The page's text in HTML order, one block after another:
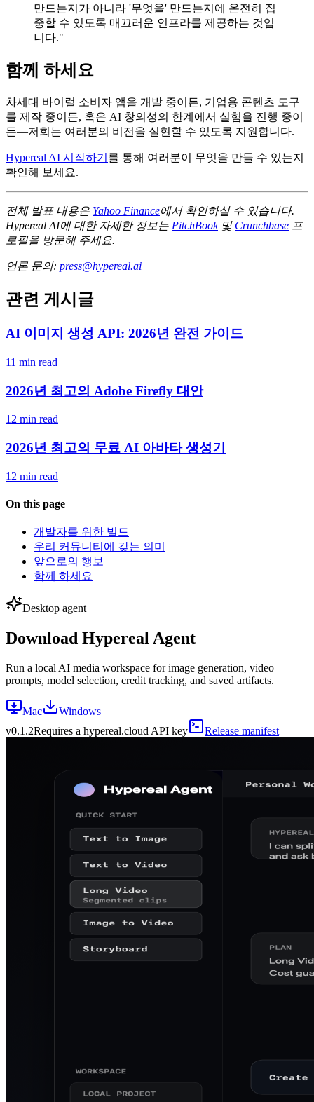
만드는지가 아니라 '무엇을' 만드는지에 온전히 집
중할 수 있도록 매끄러운 인프라를 제공하는 것입
니다."
함께 하세요
차세대 바이럴 소비자 앱을 개발 중이든, 기업용 콘텐츠 도구
를 제작 중이든, 혹은 AI 창의성의 한계에서 실험을 진행 중이
든—저희는 여러분의 비전을 실현할 수 있도록 지원합니다.
Hypereal AI 시작하기 를 통해 여러분이 무엇을 만들 수 있는지
확인해 보세요.
전체 발표 내용은 Yahoo Finance에서 확인하실 수 있습니다.
Hypereal AI에 대한 자세한 정보는 PitchBook및 Crunchbase 프
로필을 방문해 주세요.
언론 문의: press@hypereal.ai
관련 게시글
AI 이미지 생성 API: 2026년 완전 가이드
11 min read
2026년 최고의 Adobe Firefly 대안
12 min read
2026년 최고의 무료 AI 아바타 생성기
12 min read
On this page
개발자를 위한 빌드
우리 커뮤니티에 갖는 의미
앞으로의 행보
함께 하세요
Desktop agent
Download Hypereal Agent
Run a local AI media workspace for image generation, video
prompts, model selection, credit tracking, and saved artifacts.
Mac
Windows
v0.1.2Requires a hypereal.cloud API key Release manifest